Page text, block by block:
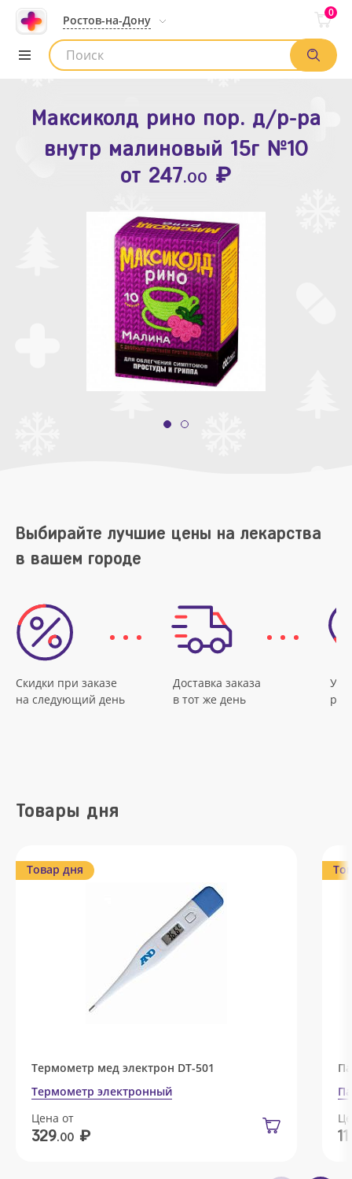
Ростов-на-Дону
0
Список аптек
Максиколд рино пор. д/р-ра
внутр малиновый 15г №10
от 247.00 ₽
Зодак таб. п.п.о. 10мг №10
от109.80 ₽
Выбирайте лучшие цены на лекарства
в вашем городе
Скидки при заказе
на следующий день
Доставка заказа
в тот же день
Товары дня
Товар дня
Термометр мед электрон DT-501
Термометр электронный
Цена от
329.00 ₽ 11